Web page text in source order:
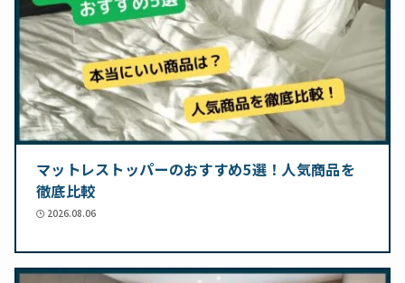
マットレストッパーのおすすめ5選！人気商品を
徹底比較
2026.08.06